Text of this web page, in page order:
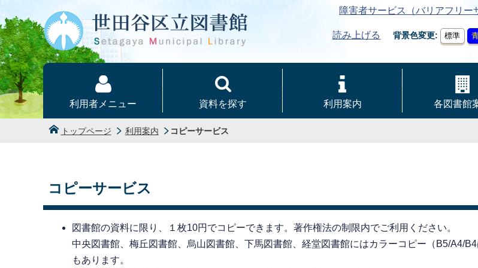
本文へ
障害者サービス（バリアフリー
読み上げる 背景色変更 標準
利用者メニュー 資料を探す 利用案内 各図書館
トップページ 利用案内 コピーサービス
コピーサービス
図書館の資料に限り、１枚10円でコピーできます。著作権法の制限内でご利用ください。
中央図書館、梅丘図書館、烏山図書館、下馬図書館、経堂図書館にはカラーコピー（B5/A4/B4
もあります。